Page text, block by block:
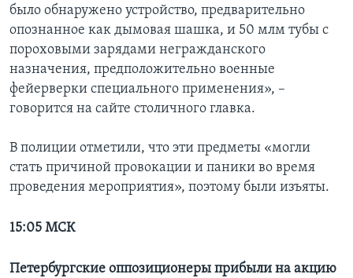
было обнаружено устройство, предварительно
опознанное как дымовая шашка, и 50 млм тубы с
пороховыми зарядами негражданского
назначения, предположительно военные
фейерверки специального применения», –
говорится на сайте столичного главка.
В полиции отметили, что эти предметы «могли
стать причиной провокации и паники во время
проведения мероприятия», поэтому были изъяты.
15:05 МСК
Петербургские оппозиционеры прибыли на акцию